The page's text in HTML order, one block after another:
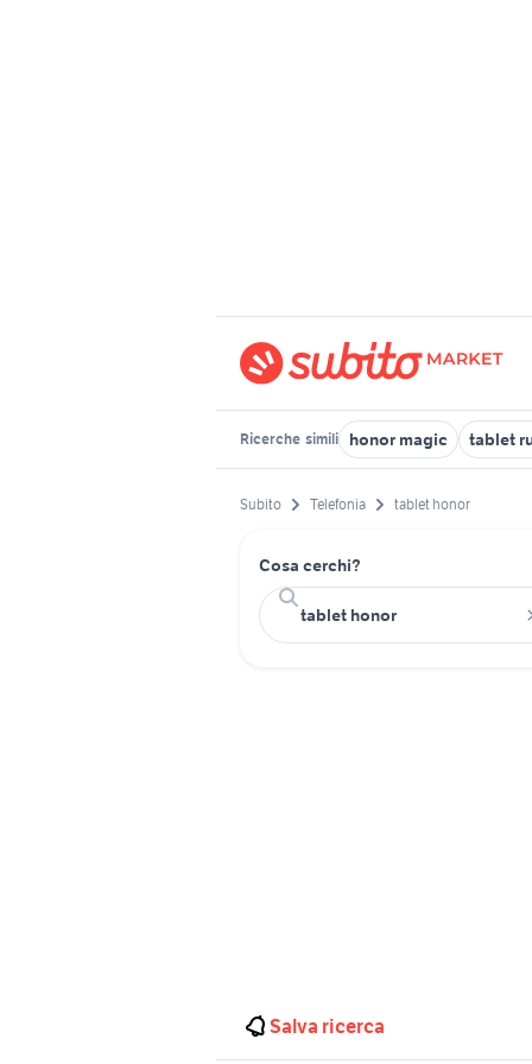
Ricerche simili honor magic tablet
Subito Telefonia tablet honor
Cosa cerchi?
Salva ricerca